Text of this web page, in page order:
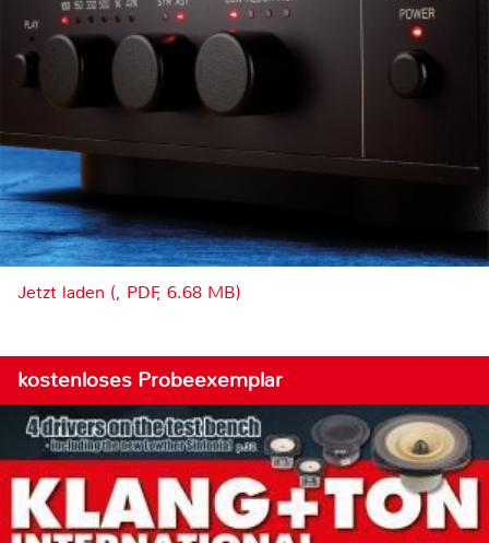
Jetzt laden (, PDF, 6.68 MB)
kostenloses Probeexemplar